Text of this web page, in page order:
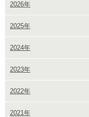
2026年
2025年
2024年
2023年
2022年
2021年